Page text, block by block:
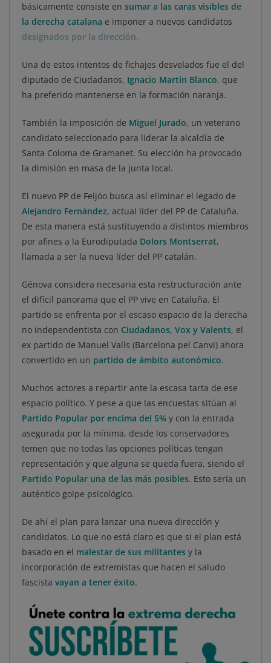
básicamente consiste en sumar a las caras visibles de
la derecha catalana e imponer a nuevos candidatos
designados por la dirección.
Una de estos intentos de fichajes desvelados fue el del
diputado de Ciudadanos, Ignacio Martín Blanco, que
ha preferido mantenerse en la formación naranja.
También la imposición de Miguel Jurado, un veterano
candidato seleccionado para liderar la alcaldía de
Santa Coloma de Gramanet. Su elección ha provocado
la dimisión en masa de la junta local.
El nuevo PP de Feijóo busca así eliminar el legado de
Alejandro Fernández, actual líder del PP de Cataluña.
De esta manera está sustituyendo a distintos miembros
por afines a la Eurodiputada Dolors Montserrat,
llamada a ser la nueva líder del PP catalán.
Génova considera necesaria esta restructuración ante
el difícil panorama que el PP vive en Cataluña. El
partido se enfrenta por el escaso espacio de la derecha
no independentista con Ciudadanos, Vox y Valents, el
ex partido de Manuel Valls (Barcelona pel Canvi) ahora
convertido en un partido de ámbito autonómico.
Muchos actores a repartir ante la escasa tarta de ese
espacio político. Y pese a que las encuestas sitúan al
Partido Popular por encima del 5% y con la entrada
asegurada por la mínima, desde los conservadores
temen que no todas las opciones políticas tengan
representación y que alguna se queda fuera, siendo el
Partido Popular una de las más posibles. Esto sería un
auténtico golpe psicológico.
De ahí el plan para lanzar una nueva dirección y
candidatos. Lo que no está claro es que si el plan está
basado en el malestar de sus militantes y la
incorporación de extremistas que hacen el saludo
fascista vayan a tener éxito.